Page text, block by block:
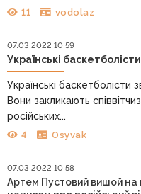
11 vodolaz
07.03.2022 10:59
Українські
Українські баскетболісти
Вони закликають
російських...
4 Osyvak
07.03.2022 10:58
Артем Пустовий вишой на